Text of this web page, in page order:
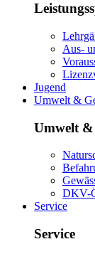
Aus-
Jugend
Umwelt &
Umwelt &
DKV-
Service
Service